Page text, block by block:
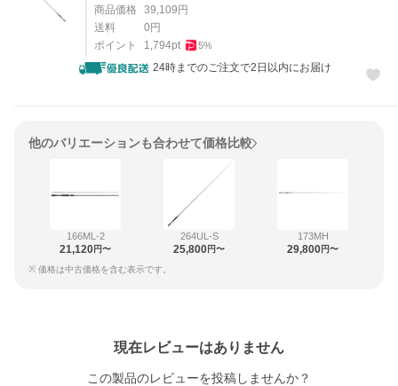
商品価格 39,109 円
送料
0 円
ポイント
1,794pt 5%
24時までのご注文で2日以内にお届け
他のバリエーションも合わせて価格比較
166ML-2
21,120円〜
264UL-S
25,800円〜
173MH
29,800円〜
※ 価格は中古価格を含む表示です。
現在レビューはありません
この製品のレビューを投稿しませんか？